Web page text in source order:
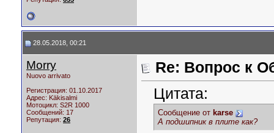
28.05.2018, 00:21
Morry
Nuovo arrivato
Регистрация: 01.10.2017
Адрес: Käkisalmi
Мотоцикл: S2R 1000
Сообщений: 17
Репутация: 26
Re: Вопрос к
Цитата:
Сообщение от karse
А подшипник в плите как?